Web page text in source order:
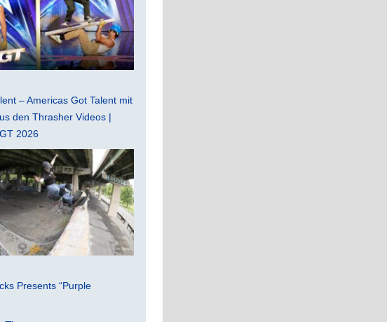
– Americas Got Talent mit
den Thrasher Videos |
2026
Presents “Purple